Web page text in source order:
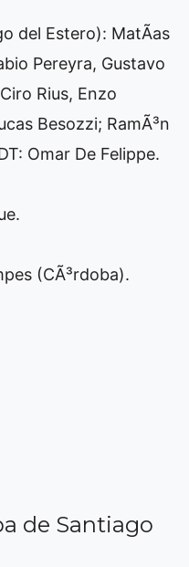
del Estero): MatÃ­as
Pereyra, Gustavo
Rius, Enzo
Besozzi; RamÃ³n
Omar De Felippe.
(CÃ³rdoba).
de Santiago